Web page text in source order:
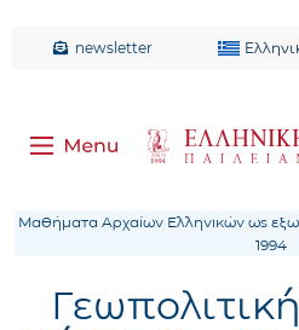
newsletter
Μαθήματα Αρχαίων Ελληνικών ως
1994